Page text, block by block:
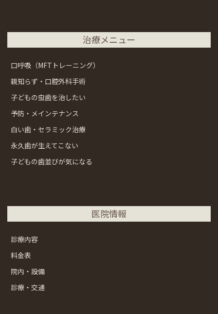
治療メニュー
口呼吸（MFTトレーニング）
親知らず・口腔外科手術
子どもの虫歯を治したい
予防・メインテナンス
白い歯・セラミック治療
永久歯が生えてこない
子どもの歯並びが気になる
医院情報
診療内容
料金表
院内・設備
診療・交通